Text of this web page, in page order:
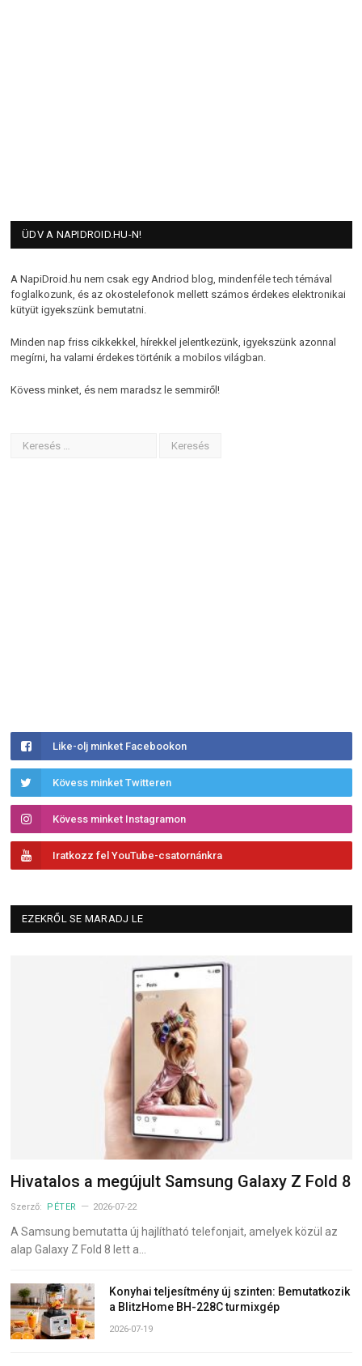
ÜDV A NAPIDROID.HU-N!
A NapiDroid.hu nem csak egy Andriod blog, mindenféle tech témával
foglalkozunk, és az okostelefonok mellett számos érdekes elektronikai
kütyüt igyekszünk bemutatni.
Minden nap friss cikkekkel, hírekkel jelentkezünk, igyekszünk azonnal
megírni, ha valami érdekes történik a mobilos világban.
Kövess minket, és nem maradsz le semmiről!
Like-olj minket Facebookon
Kövess minket Twitteren
Kövess minket Instagramon
Iratkozz fel YouTube-csatornánkra
EZEKRŐL SE MARADJ LE
Hivatalos a megújult Samsung Galaxy Z Fold 8
Szerző: PÉTER 2026-07-22
A Samsung bemutatta új hajlítható telefonjait, amelyek közül az
alap Galaxy Z Fold 8 lett a…
Konyhai teljesítmény új szinten: Bemutatkozik
a BlitzHome BH-228C turmixgép
2026-07-19